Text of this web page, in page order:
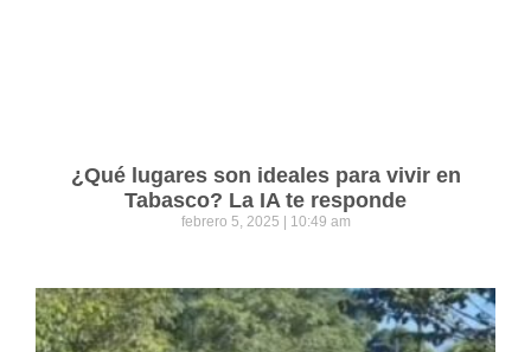
¿Qué lugares son ideales para vivir en
Tabasco? La IA te responde
febrero 5, 2025 10:49 am